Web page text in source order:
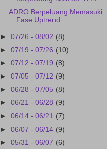
ADRO Berpeluang Memasuki
Fase Uptrend
►07/26 - 08/02 (8)
►07/19 - 07/26 (10)
►07/12 - 07/19 (8)
►07/05 - 07/12 (9)
►06/28 - 07/05 (8)
►06/21 - 06/28 (9)
►06/14 - 06/21 (7)
►06/07 - 06/14 (9)
►05/31 - 06/07 (6)